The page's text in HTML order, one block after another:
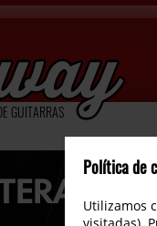
GUITARRAS
Política de
Utilizamos